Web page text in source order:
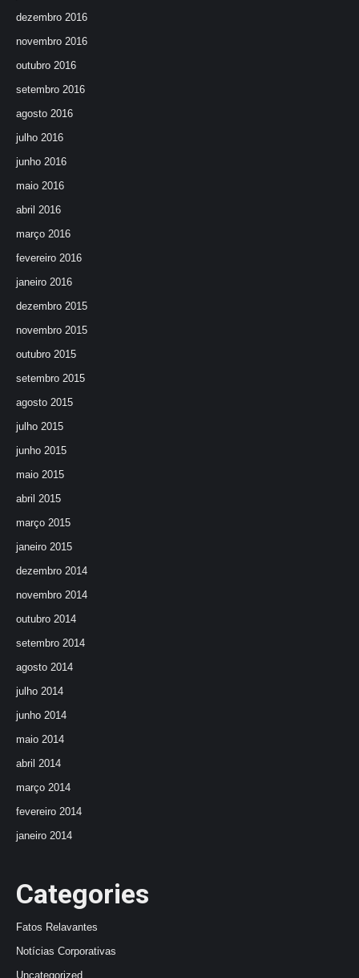
dezembro 2016
novembro 2016
outubro 2016
setembro 2016
agosto 2016
julho 2016
junho 2016
maio 2016
abril 2016
março 2016
fevereiro 2016
janeiro 2016
dezembro 2015
novembro 2015
outubro 2015
setembro 2015
agosto 2015
julho 2015
junho 2015
maio 2015
abril 2015
março 2015
janeiro 2015
dezembro 2014
novembro 2014
outubro 2014
setembro 2014
agosto 2014
julho 2014
junho 2014
maio 2014
abril 2014
março 2014
fevereiro 2014
janeiro 2014
Categories
Fatos Relavantes
Notícias Corporativas
Uncategorized